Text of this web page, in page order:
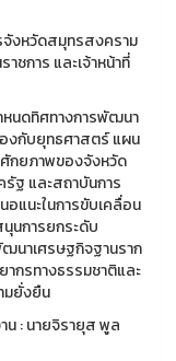
หวัดสมุทรสงคราม
ชการ และเจ้าหน้าที่
ดทิศทางการพัฒนา
งกับยุทธศาสตร์ แผน
กยภาพของจังหวัด
ฐ และสถาบันการ
อแนะในการขับเคลื่อน
นการยกระดับ
นาเศรษฐกิจฐานราก
กรทางธรรมชาติและ
มยั่งยืน
ยุส พูล